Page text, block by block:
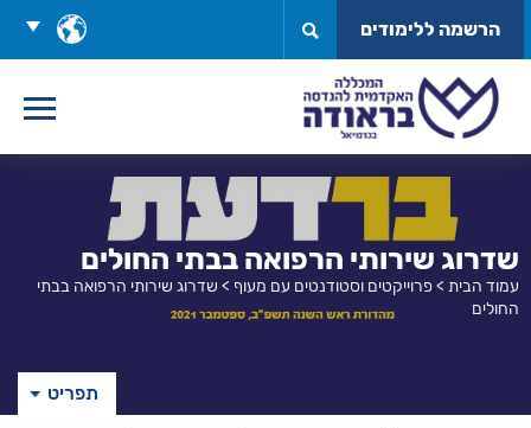
לתוכן
בחר
שפה
הרשמה ללימודים
שדרוג שירותי הרפואה בבתי החולים
עמוד הבית >פרוייקטים וסטודנטים עם מעוף > שדרוג שירותי הרפואה בבתי
החולים
תפריט